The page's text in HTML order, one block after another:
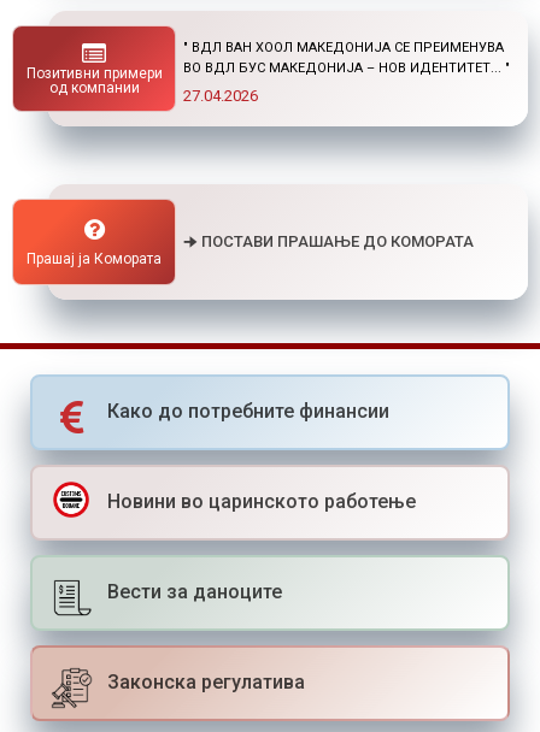
Позитивни примери
од компании
ПОСТДИПЛОМСКИ СТУДИИ ДОМА И ВО
СТРАНСТВО "
01.04.2026
Прашај ја Комората
🠊 ПОСТАВИ ПРАШАЊЕ ДО КОМОРАТА
Како до потребните финансии
Новини во царинското работење
Вести за даноците
Законска регулатива